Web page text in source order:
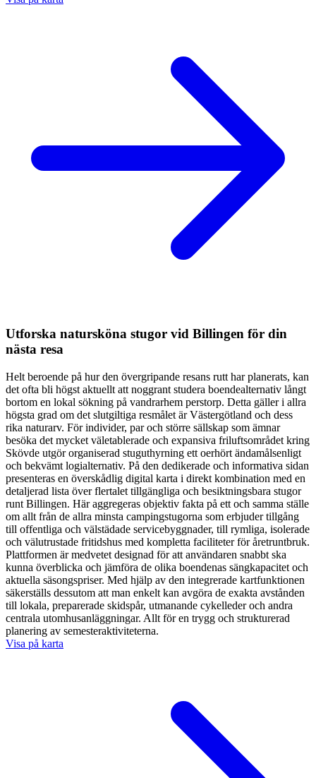
Utforska natursköna stugor vid Billingen för din
nästa resa
Helt beroende på hur den övergripande resans rutt har planerats, kan
det ofta bli högst aktuellt att noggrant studera boendealternativ långt
bortom en lokal sökning på vandrarhem perstorp. Detta gäller i allra
högsta grad om det slutgiltiga resmålet är Västergötland och dess
rika naturarv. För individer, par och större sällskap som ämnar
besöka det mycket väletablerade och expansiva friluftsområdet kring
Skövde utgör organiserad stuguthyrning ett oerhört ändamålsenligt
och bekvämt logialternativ. På den dedikerade och informativa sidan
presenteras en överskådlig digital karta i direkt kombination med en
detaljerad lista över flertalet tillgängliga och besiktningsbara stugor
runt Billingen. Här aggregeras objektiv fakta på ett och samma ställe
om allt från de allra minsta campingstugorna som erbjuder tillgång
till offentliga och välstädade servicebyggnader, till rymliga, isolerade
och välutrustade fritidshus med kompletta faciliteter för åretruntbruk.
Plattformen är medvetet designad för att användaren snabbt ska
kunna överblicka och jämföra de olika boendenas sängkapacitet och
aktuella säsongspriser. Med hjälp av den integrerade kartfunktionen
säkerställs dessutom att man enkelt kan avgöra de exakta avstånden
till lokala, preparerade skidspår, utmanande cykelleder och andra
centrala utomhusanläggningar. Allt för en trygg och strukturerad
planering av semesteraktiviteterna.
Visa på karta